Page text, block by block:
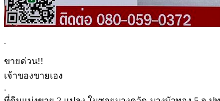
.
ขายด่วน!!
เจ้าของขายเอง
.